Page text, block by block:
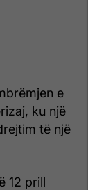
e
ku një
të një
12 prill